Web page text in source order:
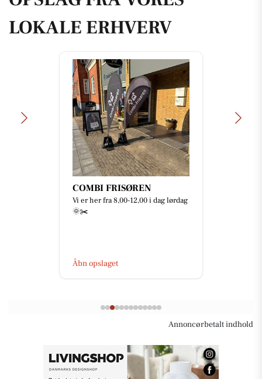
LOKALE ERHVERV
COMBI FRISØREN
Vi er her fra 8,00-12,00 i dag lørdag
🌞✂️
Åbn opslaget
Annoncørbetalt indhold